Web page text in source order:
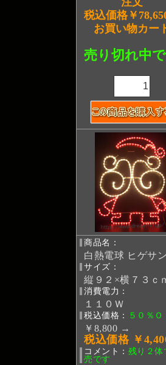
税込価格￥
お買い物カー
売り切れ中
商品名：
白熱電球 ヒゲサ
サイズ：
縦９２×横７３ｃ
消費電力：
１１０Ｗ
税込価格： ５０％Ｏ
￥8,800 →
税込価格 ￥
コメント： 残り２体
売です